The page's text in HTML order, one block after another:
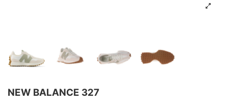
NEW BALANCE 327